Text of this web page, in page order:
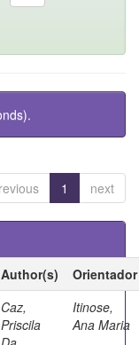
1 next
Author(s)
Orientador
Caz,
Priscila
Itinose,
Ana Maria